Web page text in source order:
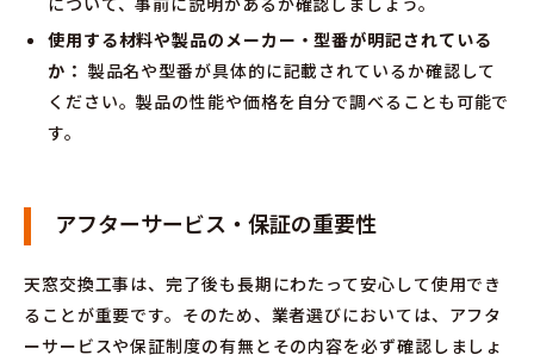
使用する材料や製品のメーカー・型番が明記されている
か： 製品名や型番が具体的に記載されているか確認して
ください。製品の性能や価格を自分で調べることも可能で
す。
アフターサービス・保証の重要性
天窓交換工事は、完了後も長期にわたって安心して使用でき
ることが重要です。そのため、業者選びにおいては、アフタ
ーサービスや保証制度の有無とその内容を必ず確認しましょ